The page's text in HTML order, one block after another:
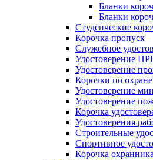
Бланки
Бланки
Студенческие
Корочка пропуск
Служебное
Удостоверение
Удостоверение
Корочки по охране
Удостоверение
Удостоверение
Корочка
Удостоверения
Строительные
Спортивное
Корочка охранника